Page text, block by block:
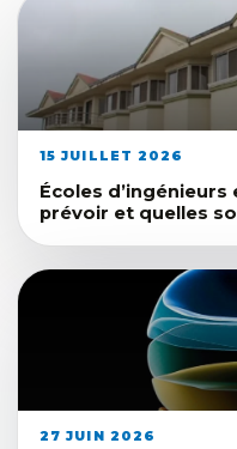
15 JUILLET 2026
Écoles
prévoir et quelles
27 JUIN 2026